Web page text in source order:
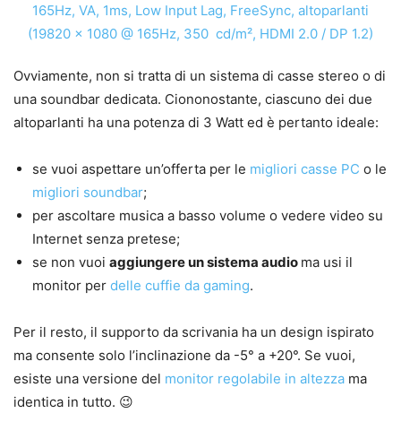
Ovviamente, non si tratta di un sistema di casse stereo o di
una soundbar dedicata. Ciononostante, ciascuno dei due
altoparlanti ha una potenza di 3 Watt ed è pertanto ideale:
se vuoi aspettare un’offerta per le migliori casse PC o le
migliori soundbar;
per ascoltare musica a basso volume o vedere video su
Internet senza pretese;
se non vuoi aggiungere un sistema audio ma usi il
monitor per delle cuffie da gaming.
Per il resto, il supporto da scrivania ha un design ispirato
ma consente solo l’inclinazione da -5° a +20°. Se vuoi,
esiste una versione del monitor regolabile in altezza ma
identica in tutto. 😉